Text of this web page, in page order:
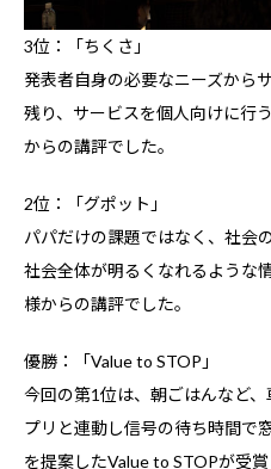
3位：「ちくさ」
発表者自身の必要なニーズから
残り、サービスを個人向けに行
からの講評でした。
2位：「グポット」
パパだけの課題ではなく、社会
社会全体が明るくなれるような
様からの講評でした。
優勝：「Value to STOP」
今回の第1位は、朝ごはんなど
プリと連動し信号の待ち時間で
を提案したValue to STOPが受賞